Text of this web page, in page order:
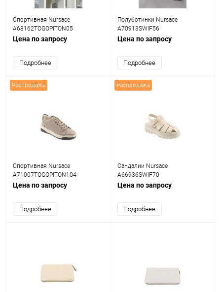
Спортивная Nursace
A68162TOGOPITON05
Цена по запросу
Подробнее
Полуботинки Nursace
A70913SWIF56
Цена по запросу
Подробнее
Распродажа
Спортивная Nursace
A71007TOGOPITON104
Цена по запросу
Подробнее
Распродажа
Сандалии Nursace
A66936SWIF70
Цена по запросу
Подробнее